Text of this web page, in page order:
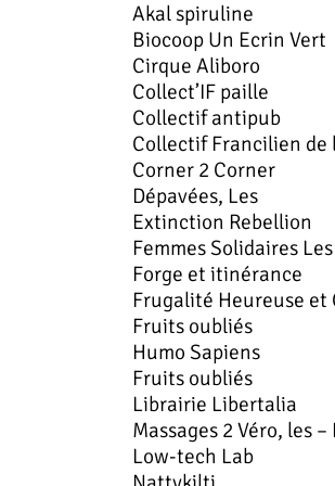
Akal spiruline
Biocoop Un Ecrin Vert
Cirque Aliboro
Collect’IF paille
Collectif antipub
Collectif Francilien de
Corner 2 Corner
Dépavées, Les
Extinction Rebellion
Femmes Solidaires
Forge et itinérance
Frugalité Heureuse et
Fruits oubliés
Humo Sapiens
Fruits oubliés
Librairie Libertalia
Massages 2 Véro, les
Low-tech Lab